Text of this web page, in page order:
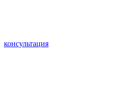
консультация